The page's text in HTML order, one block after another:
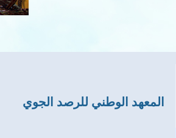
المعهد الوطني للرصد الجوي